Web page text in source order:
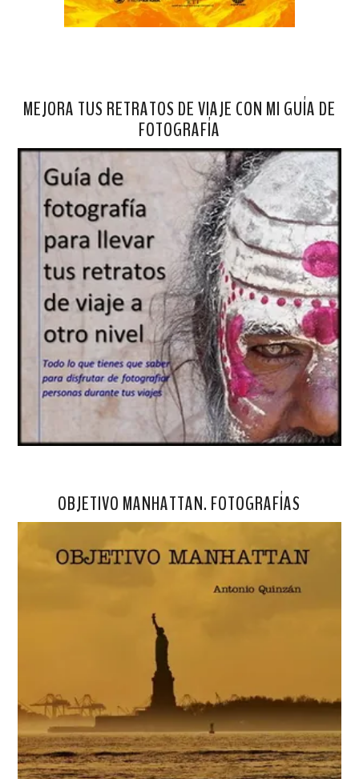
MEJORA TUS RETRATOS DE VIAJE CON MI GUÍA DE
FOTOGRAFÍA
OBJETIVO MANHATTAN. FOTOGRAFÍAS